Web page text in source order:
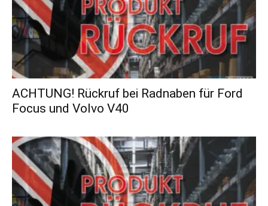
ACHTUNG! Rückruf bei Radnaben für Ford
Focus und Volvo V40